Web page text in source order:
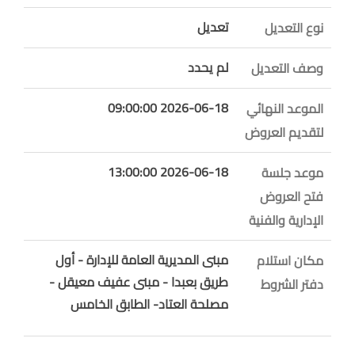
نوع التعديل
تعديل
وصف التعديل
لم يحدد
الموعد النهائي
لتقديم العروض
2026-06-18 09:00:00
موعد جلسة
فتح العروض
الإدارية والفنية
2026-06-18 13:00:00
مكان استلام
دفتر الشروط
مبنى المديرية العامة للإدارة - أول
طريق بعبدا - مبنى عفيف معيقل -
مصلحة العتاد- الطابق الخامس